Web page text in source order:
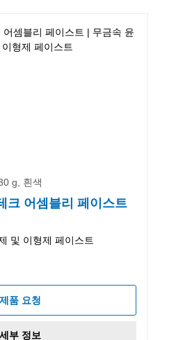
g, 흰색
크 어셈블리 페이스트
및 이형제 페이스트
제품 요청
세부 정보